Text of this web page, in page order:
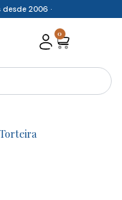
desde 2006 ·
0
Cart